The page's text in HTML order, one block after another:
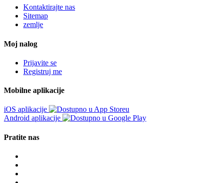
Kontaktirajte nas
Sitemap
zemlje
Moj nalog
Prijavite se
Registruj me
Mobilne aplikacije
iOS aplikacije
Android aplikacije
Pratite nas